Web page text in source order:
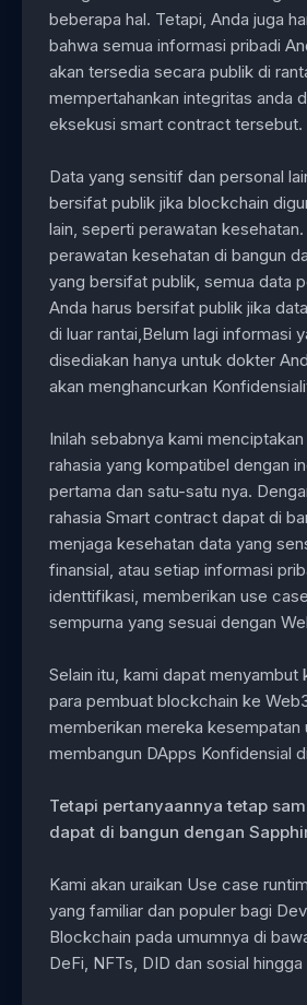
beberapa hal. Tetapi, Anda juga
bahwa semua informasi pribadi
akan tersedia secara publik di
mempertahankan integritas anda
eksekusi smart contract tersebut.
Data yang sensitif dan personal
bersifat publik jika blockchain
lain, seperti perawatan
perawatan kesehatan di bangun
yang bersifat publik, semua data
Anda harus bersifat publik jika
di luar rantai,Belum lagi informasi
disediakan hanya untuk dokter
akan menghancurkan
Inilah sebabnya kami menciptakan
rahasia yang kompatibel dengan
pertama dan satu-satu nya.
rahasia Smart contract dapat di
menjaga kesehatan data yang
finansial, atau setiap informasi
identtifikasi, memberikan use
sempurna yang sesuai dengan
Selain itu, kami dapat
para pembuat blockchain ke
memberikan mereka kesempatan
membangun DApps Konfidensial
Tetapi pertanyaannya tetap
dapat di bangun dengan
Kami akan uraikan Use case
yang familiar dan populer bagi
Blockchain pada umumnya di
DeFi, NFTs, DID dan sosial